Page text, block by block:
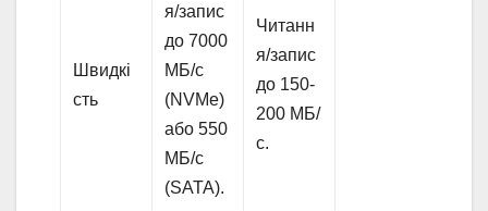
Швидкі
сть
я/запис
до 7000
МБ/с
(NVMe)
або 550
МБ/с
(SATA).
Читанн
я/запис
до 150-
200 МБ/
с.